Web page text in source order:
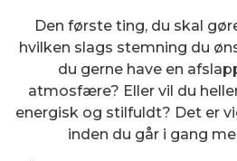
Den første ting, du skal
hvilken slags stemning du
du gerne have en
atmosfære? Eller vil du
energisk og stilfuldt? Det er
inden du går i gang